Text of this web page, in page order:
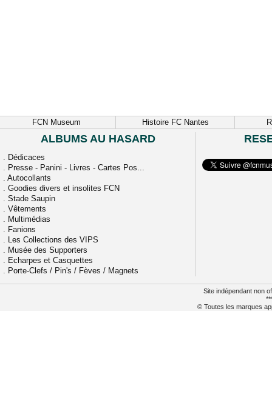
FCN Museum Histoire FC Nantes
ALBUMS AU HASARD
. Dédicaces
. Presse - Panini - Livres - Cartes Pos...
. Autocollants
. Goodies divers et insolites FCN
. Stade Saupin
. Vêtements
. Multimédias
. Fanions
. Les Collections des VIPS
. Musée des Supporters
. Echarpes et Casquettes
. Porte-Clefs / Pin's / Fèves / Magnets
Site indépendant non
© Toutes les marques